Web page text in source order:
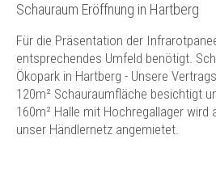
Schauraum Eröffnung in Hartberg
Für die Präsentation der
entsprechendes Umfeld benötigt.
Ökopark in Hartberg - Unsere
120m² Schauraumfläche besichtigt
160m² Halle mit Hochregallager wird
unser Händlernetz angemietet.